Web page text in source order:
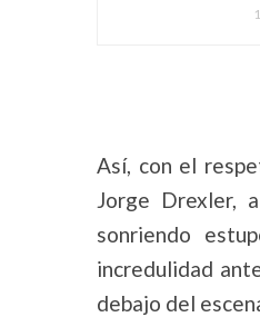
Así, con el
Jorge Drexler,
sonriendo
incredulidad
debajo del